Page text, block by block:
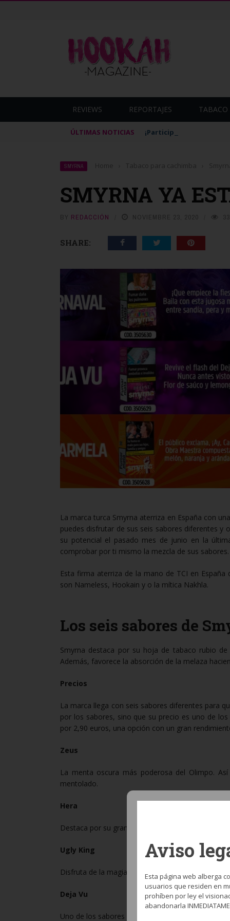
REVIEWS REPORTAJES
ÚLTIMAS NOTICIAS ¡Participa en la Hookah
SMYRNA Home Tabaco para cachimba Smyrna
SMYRNA YA
BY REDACCIÓN NOVIEMBRE 23, 2020
SHARE:
La marca turca Smyrna aterriza en España con
puedes disfrutar de sus seis sabores diferentes y
su potencial el pasado mes de junio en la
comprobar por ti mismo la mezcla de sus sabores.
Esta firma aterriza de la mano de TCI en
son Nameless, Hookain y o la mítica Nakhla.
Los seis sabores de
Smyrna destaca por su hoja de tabaco rubio
Además, favorece la absorción de la melaza
Precios
La marca llega con seis sabores diferentes para
por los sabores, sino que su precio es uno de
por 2,90 euros, una opción con un gran
Zeus
La menta oscura más poderosa del Olimpo.
mentolado.
Hera
Destaca por su gran combinación de la cereza y el
Ugly King
Disfruta de la magia tropical de de la frutas
Deja Vu
Uno de los sabores más sorprendentes de la
Aviso
Esta página web alberga
usuarios que residen en
prohíben por ley el
abandonarla